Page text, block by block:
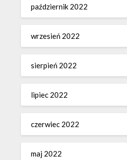
październik 2022
wrzesień 2022
sierpień 2022
lipiec 2022
czerwiec 2022
maj 2022